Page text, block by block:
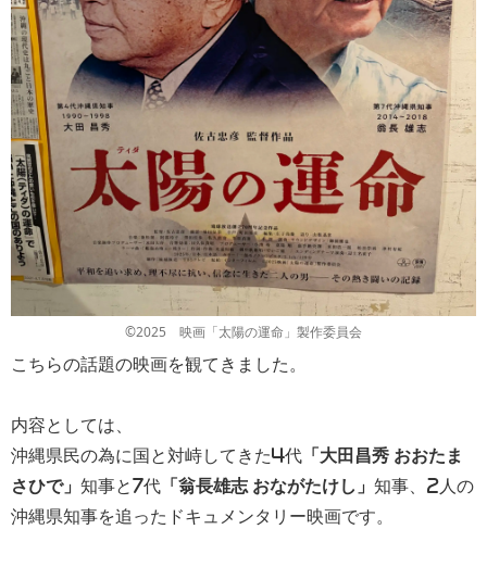
©2025 映画「太陽の運命」製作委員会
こちらの話題の映画を観てきました。
内容としては、
沖縄県民の為に国と対峙してきた4代 「大田昌秀 おおたま
さひで」 知事と7代 「翁長雄志 おながたけし」 知事、2人の
沖縄県知事を追ったドキュメンタリー映画です。